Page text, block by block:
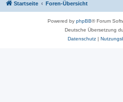
Startseite Foren-Übersicht
Powered by phpBB® Forum
Deutsche Übersetzung
Datenschutz|